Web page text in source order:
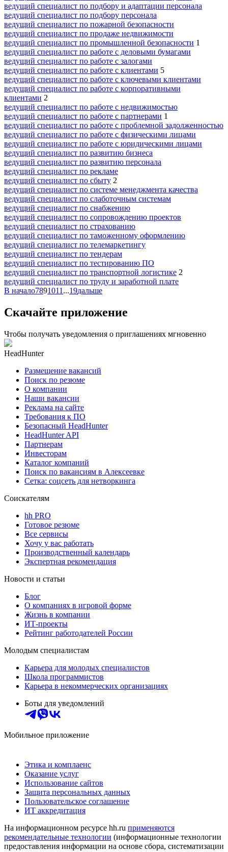
ведущий специалист по подбору и адаптации персонала
ведущий специалист по подбору персонала
ведущий специалист по пожарной безопасности
ведущий специалист по продаже недвижимости
ведущий специалист по промышленной безопасности 1
ведущий специалист по работе с деловыми бумагами
ведущий специалист по работе с залогами
ведущий специалист по работе с клиентами 5
ведущий специалист по работе с ключевыми клиентами
ведущий специалист по работе с корпоративными
клиентами 2
ведущий специалист по работе с недвижимостью
ведущий специалист по работе с партнерами 1
ведущий специалист по работе с проблемной задолженностью
ведущий специалист по работе с физическими лицами
ведущий специалист по работе с юридическими лицами
ведущий специалист по развитию бизнеса
ведущий специалист по развитию персонала
ведущий специалист по рекламе
ведущий специалист по сбыту 2
ведущий специалист по системе менеджмента качества
ведущий специалист по слаботочным системам
ведущий специалист по снабжению
ведущий специалист по сопровождению проектов
ведущий специалист по страхованию
ведущий специалист по таможенному оформлению
ведущий специалист по телемаркетингу
ведущий специалист по тендерам
ведущий специалист по тестированию ПО
ведущий специалист по транспортной логистике 2
ведущий специалист по труду и заработной плате
В начало7891011 ...19дальше
Скачайте приложение
Чтобы получать уведомления о приглашениях мгновенно
HeadHunter
Размещение вакансий
Поиск по резюме
О компании
Наши вакансии
Реклама на сайте
Требования к ПО
Безопасный HeadHunter
HeadHunter API
Партнерам
Инвесторам
Каталог компаний
Поиск по вакансиям в Алексеевке
Сетка: соцсеть для нетворкинга
Соискателям
hh PRO
Готовое резюме
Все сервисы
Хочу у вас работать
Производственный календарь
Экспертная рекомендация
Новости и статьи
Блог
О компаниях в игровой форме
Жизнь в компании
ИТ-проекты
Рейтинг работодателей России
Молодым специалистам
Карьера для молодых специалистов
Школа программистов
Карьера в некоммерческих организациях
Боты для уведомлений
Мобильное приложение
Этика и комплаенс
Оказание услуг
Использование сайтов
Защита персональных данных
Пользовательское соглашение
ИТ аккредитация
На информационном ресурсе hh.ru применяются
рекомендательные технологии (информационные технологии
предоставления информации на основе сбора, систематизации